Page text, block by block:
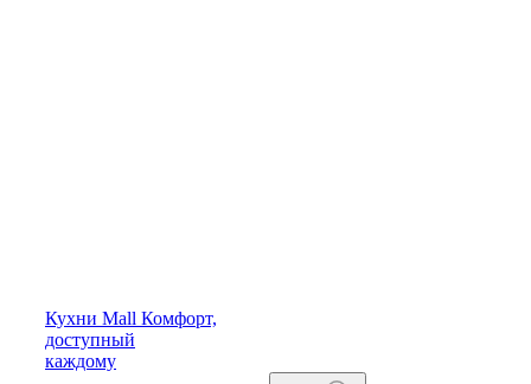
Кухни Mall Комфорт,
доступный
каждому